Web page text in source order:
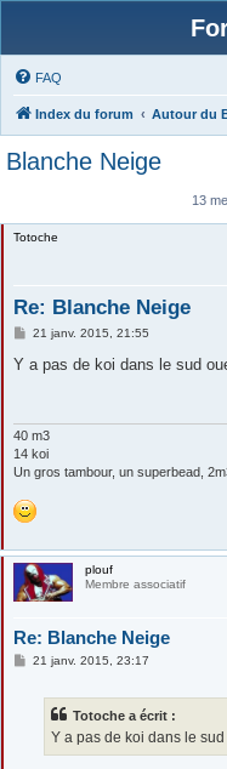
FAQ
Index du forum Autour du
Blanche Neige
13
Totoche
Re: Blanche Neige
M
s
21 janv. 2015, 21:55
Y a pas de koi dans le sud
40 m3
14 koi
Un gros tambour, un superbead,
plouf
Membre associatif
Re: Blanche Neige
M21 janv. 2015, 23:17
Totoche a écrit :
Y a pas de koi dans le